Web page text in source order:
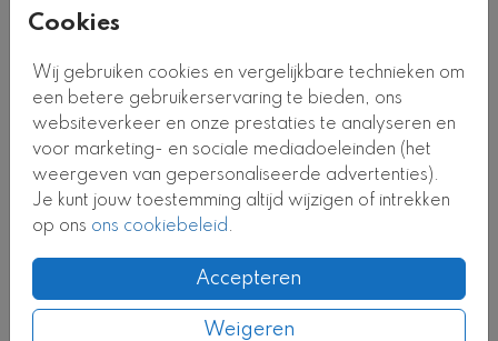
Cookies
Wij gebruiken cookies en vergelijkbare technieken om
een betere gebruikerservaring te bieden, ons
websiteverkeer en onze prestaties te analyseren en
voor marketing- en sociale mediadoeleinden (het
weergeven van gepersonaliseerde advertenties).
Je kunt jouw toestemming altijd wijzigen of intrekken
op ons ons cookiebeleid.
Accepteren
Weigeren